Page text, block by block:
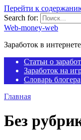
Перейти к
Search for:
Web-money-web
Заработок в интернете
Статьи о
Заработок на
Словарь блогера
Главная
Без